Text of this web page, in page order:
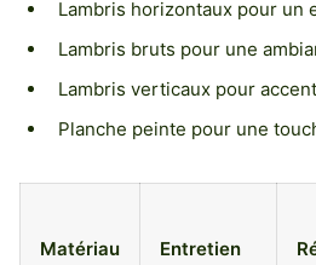
Lambris horizontaux pour un
Lambris bruts pour une
Lambris verticaux pour
Planche peinte pour une
Matériau Entretien